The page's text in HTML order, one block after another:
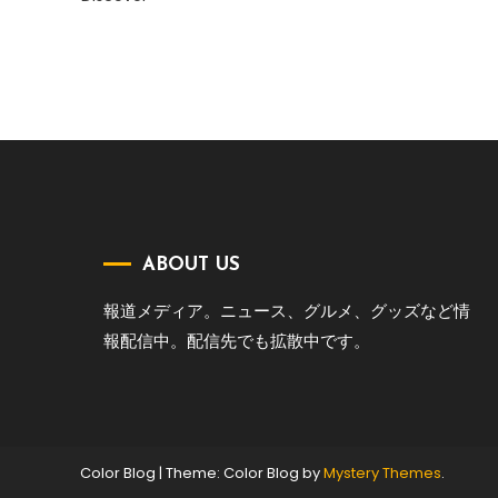
ABOUT US
報道メディア。ニュース、グルメ、グッズなど情
報配信中。配信先でも拡散中です。
Color Blog | Theme: Color Blog byMystery Themes.